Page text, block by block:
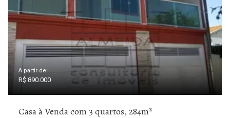
A partir de:
R$ 890.000
Casa à Venda com 3 quartos, 284m²